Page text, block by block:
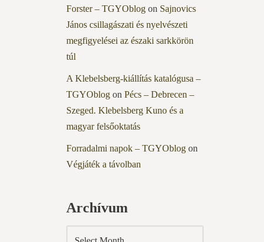
Forster – TGYOblogon Sajnovics
János csillagászati és nyelvészeti
megfigyelései az északi sarkkörön
túl
A Klebelsberg-kiállítás katalógusa –
TGYOblogon Pécs – Debrecen –
Szeged. Klebelsberg Kuno és a
magyar felsőoktatás
Forradalmi napok – TGYOblogon
Végjáték a távolban
Archívum